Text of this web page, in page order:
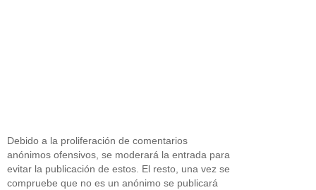
Debido a la proliferación de comentarios
anónimos ofensivos, se moderará la entrada para
evitar la publicación de estos. El resto, una vez se
compruebe que no es un anónimo se publicará